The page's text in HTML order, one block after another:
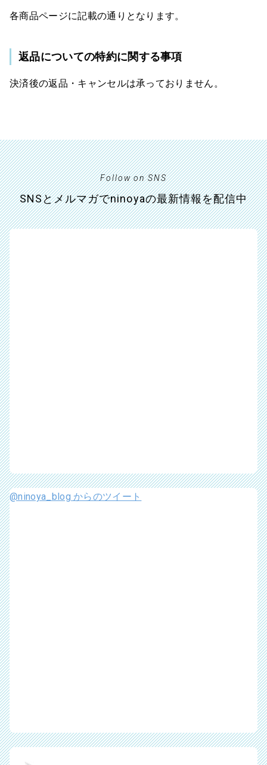
各商品ページに記載の通りとなります。
返品についての特約に関する事項
決済後の返品・キャンセルは承っておりません。
Follow on SNS
SNSとメルマガでninoyaの最新情報を配信中
@ninoya_blog からのツイート